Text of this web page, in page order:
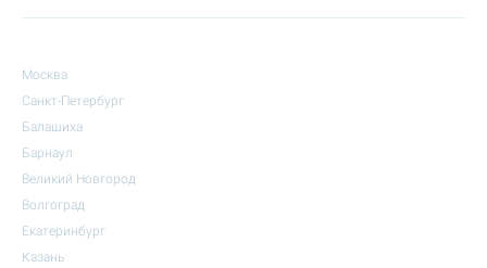
Москва
Санкт-Петербург
Балашиха
Барнаул
Великий Новгород
Волгоград
Екатеринбург
Казань